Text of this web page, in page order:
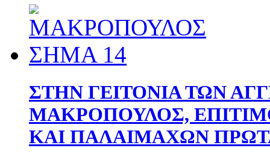
ΣΤΗΝ ΓΕΙΤΟΝΙΑ ΤΩΝ
ΜΑΚΡΟΠΟΥΛΟΣ,
ΚΑΙ ΠΑΛΑΙΜΑΧΩΝ